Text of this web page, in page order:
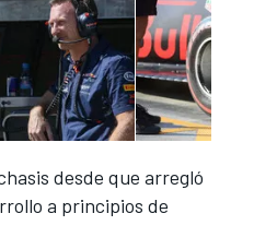
desde que arregló
a principios de